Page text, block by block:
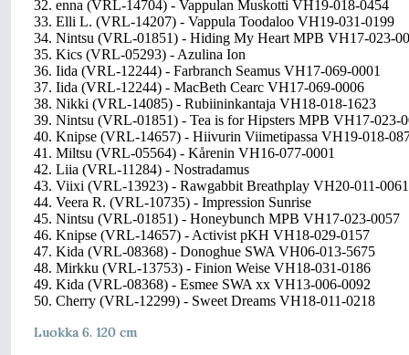
32. enna (VRL-14704) - Vappulan Muskotti VH19-018-0454
33. Elli L. (VRL-14207) - Vappula Toodaloo VH19-031-0199
34. Nintsu (VRL-01851) - Hiding My Heart MPB VH17-023-
35. Kics (VRL-05293) - Azulina Ion
36. Iida (VRL-12244) - Farbranch Seamus VH17-069-0001
37. Iida (VRL-12244) - MacBeth Cearc VH17-069-0006
38. Nikki (VRL-14085) - Rubiininkantaja VH18-018-1623
39. Nintsu (VRL-01851) - Tea is for Hipsters MPB VH17-023-
40. Knipse (VRL-14657) - Hiivurin Viimetipassa VH19-018-
41. Miltsu (VRL-05564) - Kårenin VH16-077-0001
42. Liia (VRL-11284) - Nostradamus
43. Viixi (VRL-13923) - Rawgabbit Breathplay VH20-011-0061
44. Veera R. (VRL-10735) - Impression Sunrise
45. Nintsu (VRL-01851) - Honeybunch MPB VH17-023-0057
46. Knipse (VRL-14657) - Activist pKH VH18-029-0157
47. Kida (VRL-08368) - Donoghue SWA VH06-013-5675
48. Mirkku (VRL-13753) - Finion Weise VH18-031-0186
49. Kida (VRL-08368) - Esmee SWA xx VH13-006-0092
50. Cherry (VRL-12299) - Sweet Dreams VH18-011-0218
Luokka 6. 120 cm